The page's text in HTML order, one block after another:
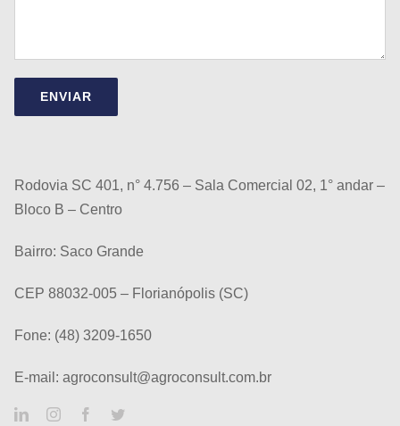
Rodovia SC 401, n° 4.756 – Sala Comercial 02, 1° andar –
Bloco B – Centro
Bairro: Saco Grande
CEP 88032-005 – Florianópolis (SC)
Fone: (48) 3209-1650
E-mail: agroconsult@agroconsult.com.br